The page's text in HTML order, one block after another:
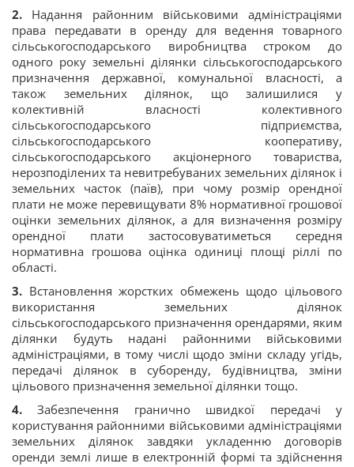
2. Надання районним військовими адміністраціями
права передавати в оренду для ведення товарного
сільськогосподарського виробництва строком до
одного року земельні ділянки сільськогосподарського
призначення державної, комунальної власності, а
також земельних ділянок, що залишилися у
колективній власності колективного
сільськогосподарського підприємства,
сільськогосподарського кооперативу,
сільськогосподарського акціонерного товариства,
нерозподілених та невитребуваних земельних ділянок і
земельних часток (паїв), при чому розмір орендної
плати не може перевищувати 8% нормативної грошової
оцінки земельних ділянок, а для визначення розміру
орендної плати застосовуватиметься середня
нормативна грошова оцінка одиниці площі ріллі по
області.
3. Встановлення жорстких обмежень щодо цільового
використання земельних ділянок
сільськогосподарського призначення орендарями, яким
ділянки будуть надані районними військовими
адміністраціями, в тому числі щодо зміни складу угідь,
передачі ділянок в суборенду, будівництва, зміни
цільового призначення земельної ділянки тощо.
4. Забезпечення гранично швидкої передачі у
користування районними військовими адміністраціями
земельних ділянок завдяки укладенню договорів
оренди землі лише в електронній формі та здійснення